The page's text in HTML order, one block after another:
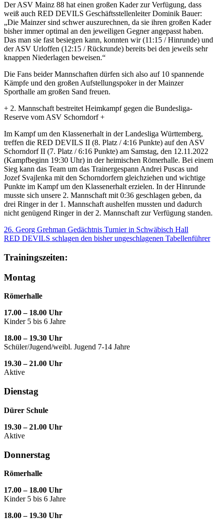
Der ASV Mainz 88 hat einen großen Kader zur Verfügung, dass
weiß auch RED DEVILS Geschäftsstellenleiter Dominik Bauer:
„Die Mainzer sind schwer auszurechnen, da sie ihren großen Kader
bisher immer optimal an den jeweiligen Gegner angepasst haben.
Das man sie fast besiegen kann, konnten wir (11:15 / Hinrunde) und
der ASV Urloffen (12:15 / Rückrunde) bereits bei den jeweils sehr
knappen Niederlagen beweisen.“
Die Fans beider Mannschaften dürfen sich also auf 10 spannende
Kämpfe und den großen Aufstellungspoker in der Mainzer
Sporthalle am großen Sand freuen.
+ 2. Mannschaft bestreitet Heimkampf gegen die Bundesliga-
Reserve vom ASV Schorndorf +
Im Kampf um den Klassenerhalt in der Landesliga Württemberg,
treffen die RED DEVILS II (8. Platz / 4:16 Punkte) auf den ASV
Schorndorf II (7. Platz / 6:16 Punkte) am Samstag, den 12.11.2022
(Kampfbeginn 19:30 Uhr) in der heimischen Römerhalle. Bei einem
Sieg kann das Team um das Trainergespann Andrei Puscas und
Jozef Svajlenka mit den Schorndorfern gleichziehen und wichtige
Punkte im Kampf um den Klassenerhalt erzielen. In der Hinrunde
musste sich unsere 2. Mannschaft mit 0:36 geschlagen geben, da
drei Ringer in der 1. Mannschaft aushelfen mussten und dadurch
nicht genügend Ringer in der 2. Mannschaft zur Verfügung standen.
26. Georg Grehman Gedächtnis Turnier in Schwäbisch Hall
RED DEVILS schlagen den bisher ungeschlagenen Tabellenführer
Trainingszeiten:
Montag
Römerhalle
17.00 – 18.00 Uhr
Kinder 5 bis 6 Jahre
18.00 – 19.30 Uhr
Schüler/Jugend/weibl. Jugend 7-14 Jahre
19.30 – 21.00 Uhr
Aktive
Dienstag
Dürer Schule
19.30 – 21.00 Uhr
Aktive
Donnerstag
Römerhalle
17.00 – 18.00 Uhr
Kinder 5 bis 6 Jahre
18.00 – 19.30 Uhr